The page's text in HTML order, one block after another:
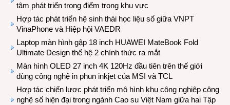
tâm phát triển trọng điểm trong khu vực
Hợp tác phát triển hệ sinh thái học liệu số giữa VNPT
VinaPhone và Hiệp hội VAEDR
Laptop màn hình gập 18 inch HUAWEI MateBook Fold
Ultimate Design thế hệ 2 chính thức ra mắt
Màn hình OLED 27 inch 4K 120Hz đầu tiên trên thế giới
dùng công nghệ in phun inkjet của MSI và TCL
Hợp tác chiến lược phát triển mô hình khu công nghiệp công
nghệ số hiện đại trong ngành Cao su Việt Nam giữa hai Tập